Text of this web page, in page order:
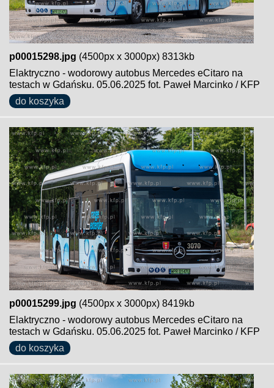
p00015298.jpg (4500px x 3000px) 8313kb
Elaktryczno - wodorowy autobus Mercedes eCitaro na
testach w Gdańsku. 05.06.2025 fot. Paweł Marcinko / KFP
do koszyka
p00015299.jpg (4500px x 3000px) 8419kb
Elaktryczno - wodorowy autobus Mercedes eCitaro na
testach w Gdańsku. 05.06.2025 fot. Paweł Marcinko / KFP
do koszyka